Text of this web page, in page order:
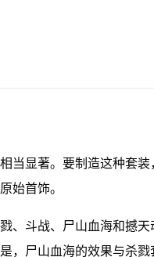
当显著。要制造这种套
始首饰。
、斗战、尸山血海和撼
，尸山血海的效果与杀